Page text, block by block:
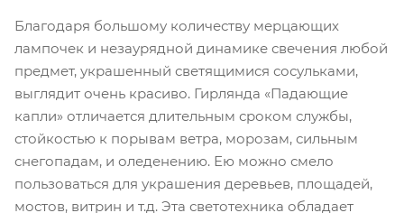
Благодаря большому количеству мерцающих
лампочек и незаурядной динамике свечения любой
предмет, украшенный светящимися сосульками,
выглядит очень красиво. Гирлянда «Падающие
капли» отличается длительным сроком службы,
стойкостью к порывам ветра, морозам, сильным
снегопадам, и оледенению. Ею можно смело
пользоваться для украшения деревьев, площадей,
мостов, витрин и т.д. Эта светотехника обладает